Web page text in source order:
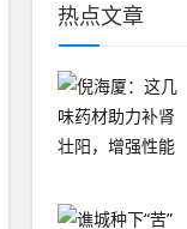
热点文章